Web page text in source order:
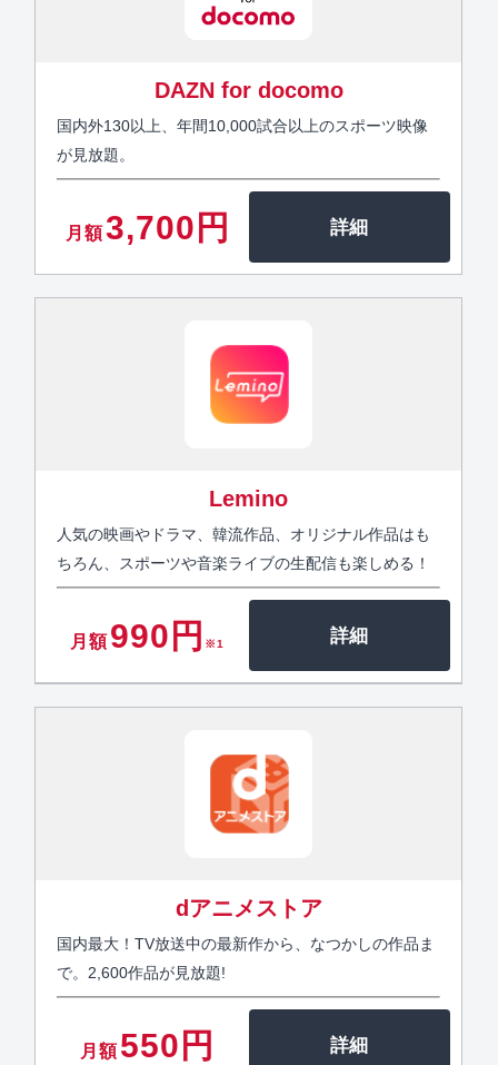
DAZN for docomo
国内外130以上、年間10,000試合以上のスポーツ映像
が見放題。
月額3,700円
Lemino
人気の映画やドラマ、韓流作品、オリジナル作品はも
ちろん、スポーツや音楽ライブの生配信も楽しめる！
月額990円 ※1
dアニメストア
国内最大！TV放送中の最新作から、なつかしの作品ま
で。2,600作品が見放題!
月額550円